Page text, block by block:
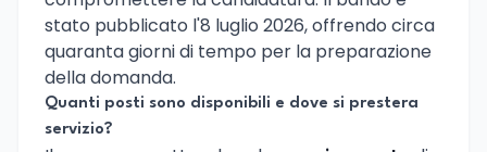
stato pubblicato l'8 luglio 2026, offrendo circa
quaranta giorni di tempo per la preparazione
della domanda.
Quanti posti sono disponibili e dove si prestera
servizio?